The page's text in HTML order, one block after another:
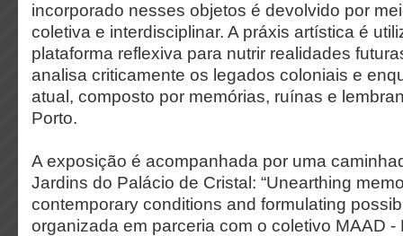
incorporado nesses objetos é devolvido por
coletiva e interdisciplinar. A práxis artística é
plataforma reflexiva para nutrir realidades
analisa criticamente os legados coloniais e
atual, composto por memórias, ruínas e
Porto.
A exposição é acompanhada por uma
Jardins do Palácio de Cristal: “Unearthing
contemporary conditions and formulating
organizada em parceria com o coletivo MAAD -